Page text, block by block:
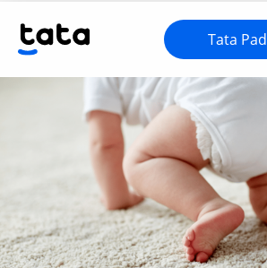
Tata Pad